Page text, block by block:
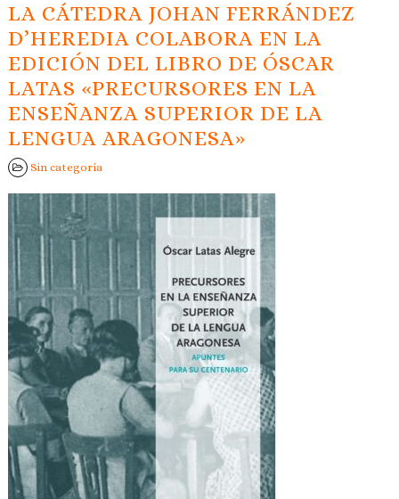
LA CÁTEDRA JOHAN FERRÁNDEZ
D’HEREDIA COLABORA EN LA
EDICIÓN DEL LIBRO DE ÓSCAR
LATAS «PRECURSORES EN LA
ENSEÑANZA SUPERIOR DE LA
LENGUA ARAGONESA»
Sin categoría